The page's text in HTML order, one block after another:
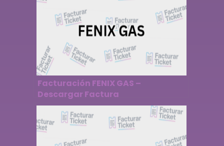
Facturación FENIX GAS –
Descargar Factura